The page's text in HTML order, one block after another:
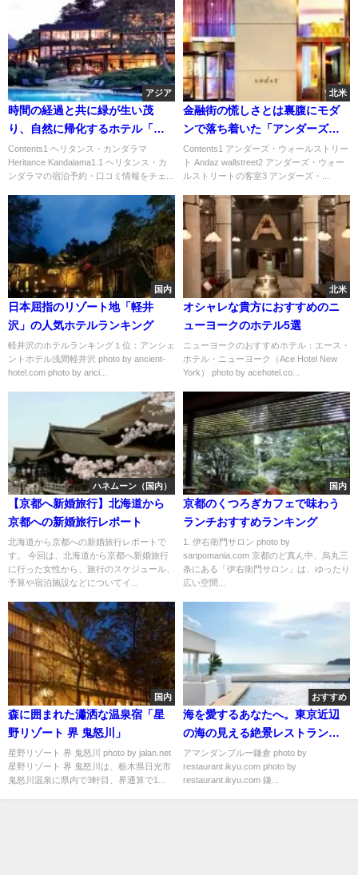
アジア
時間の経過と共に緑が生い茂
り、自然に帰化するホテル「ヘ
リタンス・カンダラマ」
Contents1 ヘリタンス・カンダラマ
Heritance Kandalama1.1 ヘリタンス・カ
ンダラマの宿泊予約・口コミ情報をチェ...
北米
金融街の慌しさとは裏腹にモダ
ンで落ち着いた「アンダーズ・
ウォールストリート」
Contents1 アンダーズ・ウォールストリー
ト Andaz wallstreet2 アンダーズ・ウォー
ルストリートの客室3 アンダーズ・...
国内
日本屈指のリゾート地「軽井
沢」の人気ホテルランキング
軽井沢のホテルランキング１位：アンシェ
ントホテル浅間軽井沢 photo by ancient-
hotel.com photo by anci...
北米
オシャレな貴方におすすめのニ
ューヨークのホテル5選
ニューヨークのおすすめホテル：エース・
ホテル・ニューヨーク（Ace Hotel New
York） photo by acehotel.co...
ハネムーン（国内）
【京都へ新婚旅行】北海道から
京都への新婚旅行レポート
北海道から京都への新婚旅行レポートで
す。 今回は、北海道から京都へ新婚旅行
に行った女性から、旅行のスケジュール、
予算や宿泊施設などについてイ...
国内
京都のくつろぎカフェで味わう
ランチおすすめランキング
1. 伊右衛門サロン photo by
sanpomania.com 京都のど真ん中、烏丸三
条にある「伊右衛門サロン」は、ゆったり
広い空間...
国内
森に囲まれた瀟洒な温泉宿「星
野リゾート 界 鬼怒川」
星野リゾート 界 鬼怒川 photo by jalan.net
星野リゾート 界 鬼怒川は、栃木県日光市
鬼怒川温泉に県内で3軒目、界通算で1...
おすすめ
海を愛するあなたへ。東京近辺
の海の見える絶景レストランお
すすめ６選
アマンダンブルー鎌倉 photo by
restaurant.ikyu.com photo by
restaurant.ikyu.com 鎌...